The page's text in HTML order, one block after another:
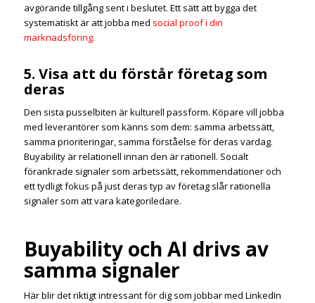
avgörande tillgång sent i beslutet. Ett sätt att bygga det
systematiskt är att jobba med social proof i din
marknadsföring.
5. Visa att du förstår företag som
deras
Den sista pusselbiten är kulturell passform. Köpare vill jobba
med leverantörer som känns som dem: samma arbetssätt,
samma prioriteringar, samma förståelse för deras vardag.
Buyability är relationell innan den är rationell. Socialt
förankrade signaler som arbetssätt, rekommendationer och
ett tydligt fokus på just deras typ av företag slår rationella
signaler som att vara kategoriledare.
Buyability och AI drivs av
samma signaler
Här blir det riktigt intressant för dig som jobbar med LinkedIn